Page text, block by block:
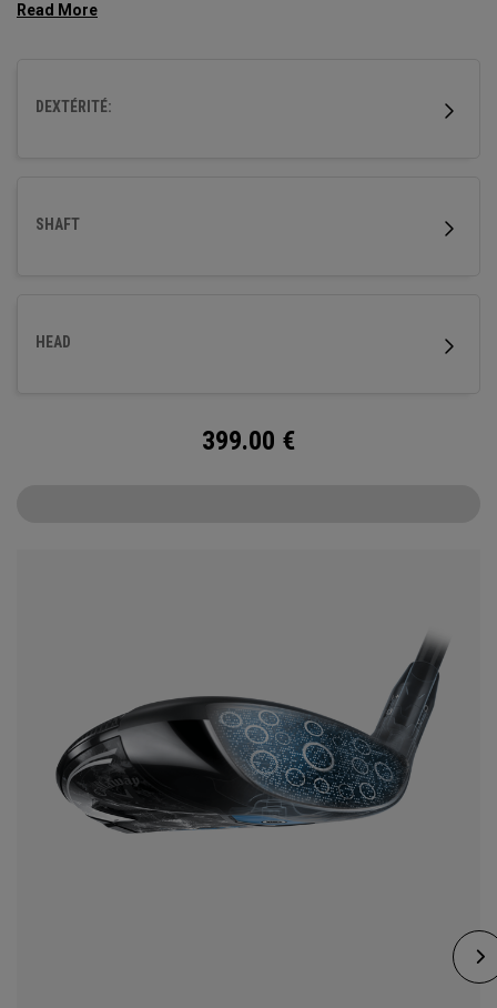
trajectoire en draw.
DEXTÉRITÉ:
SHAFT
HEAD
399.00 €